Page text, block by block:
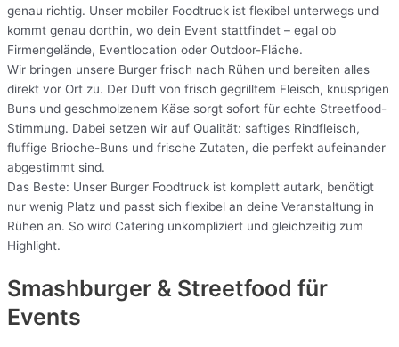
genau richtig. Unser mobiler Foodtruck ist flexibel unterwegs und
kommt genau dorthin, wo dein Event stattfindet – egal ob
Firmengelände, Eventlocation oder Outdoor-Fläche.
Wir bringen unsere Burger frisch nach Rühen und bereiten alles
direkt vor Ort zu. Der Duft von frisch gegrilltem Fleisch, knusprigen
Buns und geschmolzenem Käse sorgt sofort für echte Streetfood-
Stimmung. Dabei setzen wir auf Qualität: saftiges Rindfleisch,
fluffige Brioche-Buns und frische Zutaten, die perfekt aufeinander
abgestimmt sind.
Das Beste: Unser Burger Foodtruck ist komplett autark, benötigt
nur wenig Platz und passt sich flexibel an deine Veranstaltung in
Rühen an. So wird Catering unkompliziert und gleichzeitig zum
Highlight.
Smashburger & Streetfood für
Events